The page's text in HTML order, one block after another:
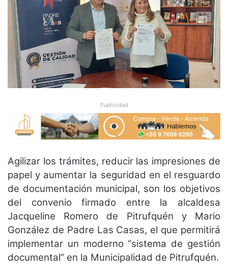
Publicidad
Agilizar los trámites, reducir las impresiones de
papel y aumentar la seguridad en el resguardo
de documentación municipal, son los objetivos
del convenio firmado entre la alcaldesa
Jacqueline Romero de Pitrufquén y Mario
González de Padre Las Casas, el que permitirá
implementar un moderno “sistema de gestión
documental” en la Municipalidad de Pitrufquén.